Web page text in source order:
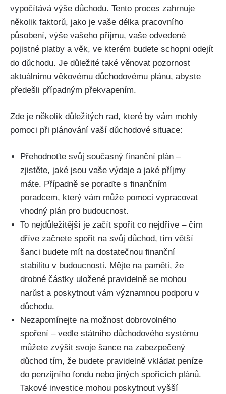
vypočítává výše důchodu. Tento proces zahrnuje
několik faktorů, jako je vaše délka pracovního
působení, výše vašeho příjmu, vaše odvedené
pojistné platby a věk, ve kterém budete schopni odejít
do důchodu. Je důležité také věnovat pozornost
aktuálnímu věkovému důchodovému plánu, abyste
předešli případným překvapením.
Zde je několik důležitých rad, které by vám mohly
pomoci při plánování vaší důchodové situace:
Přehodnoťte svůj současný finanční plán –
zjistěte, jaké jsou vaše výdaje a jaké příjmy
máte. Případně se poraďte s finančním
poradcem, který vám může pomoci vypracovat
vhodný plán pro budoucnost.
To nejdůležitější je začít spořit co nejdříve – čím
dříve začnete spořit na svůj důchod, tím větší
šanci budete mít na dostatečnou finanční
stabilitu v budoucnosti. Mějte na paměti, že
drobné částky uložené pravidelně se mohou
narůst a poskytnout vám významnou podporu v
důchodu.
Nezapomínejte na možnost dobrovolného
spoření – vedle státního důchodového systému
můžete zvýšit svoje šance na zabezpečený
důchod tím, že budete pravidelně vkládat peníze
do penzijního fondu nebo jiných spořicích plánů.
Takové investice mohou poskytnout vyšší